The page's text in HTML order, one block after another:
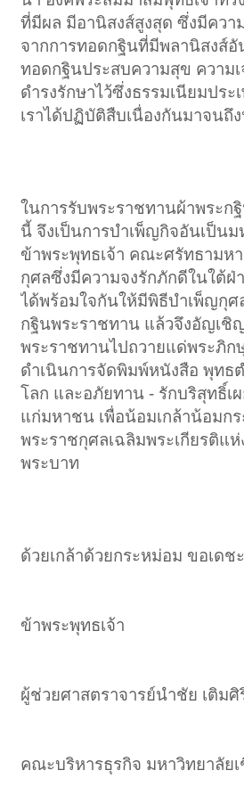
ที่มีผล มีอานิสงส์สูงสุด ซึ่งมีควา
จากการทอดกฐินที่มีพลานิสงส์
ทอดกฐินประสบความสุข ความ
ดำรงรักษาไว้ซึ่งธรรมเนียมปร
เราได้ปฏิบัติสืบเนื่องกันมาจนถึ
ในการรับพระราชทานผ้าพระก
นี้ จึงเป็นการบำเพ็ญกิจอันเป็นม
ข้าพระพุทธเจ้า คณะศรัทธามห
กุศลซึ่งมีความจงรักภักดีในใต้ฝ่
ได้พร้อมใจกันให้มีพิธีบำเพ็ญกุศ
กฐินพระราชทาน แล้วจึงอัญเชิ
พระราชทานไปถวายแด่พระภิ
ดำเนินการจัดพิมพ์หนังสือ พุทธ
โลก และอภัยทาน - รักบริสุทธิ์เ
แก่มหาชน เพื่อน้อมเกล้าน้อมก
พระราชกุศลเฉลิมพระเกียรติแห่
พระบาท​
ด้วยเกล้าด้วยกระหม่อม ขอเดชะ
ข้าพระพุทธเจ้า
ผู้ช่วยศาสตราจารย์นำชัย เติมศิ
คณะบริหารธุรกิจ มหาวิทยาลัยเ